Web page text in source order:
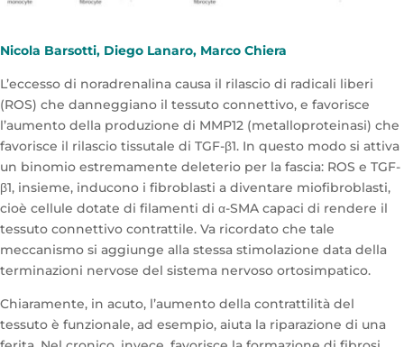
Nicola Barsotti, Diego Lanaro, Marco Chiera
L’eccesso di noradrenalina causa il rilascio di radicali liberi
(ROS) che danneggiano il tessuto connettivo, e favorisce
l’aumento della produzione di MMP12 (metalloproteinasi) che
favorisce il rilascio tissutale di TGF-β1. In questo modo si attiva
un binomio estremamente deleterio per la fascia: ROS e TGF-
β1, insieme, inducono i fibroblasti a diventare miofibroblasti,
cioè cellule dotate di filamenti di α-SMA capaci di rendere il
tessuto connettivo contrattile. Va ricordato che tale
meccanismo si aggiunge alla stessa stimolazione data della
terminazioni nervose del sistema nervoso ortosimpatico.
Chiaramente, in acuto, l’aumento della contrattilità del
tessuto è funzionale, ad esempio, aiuta la riparazione di una